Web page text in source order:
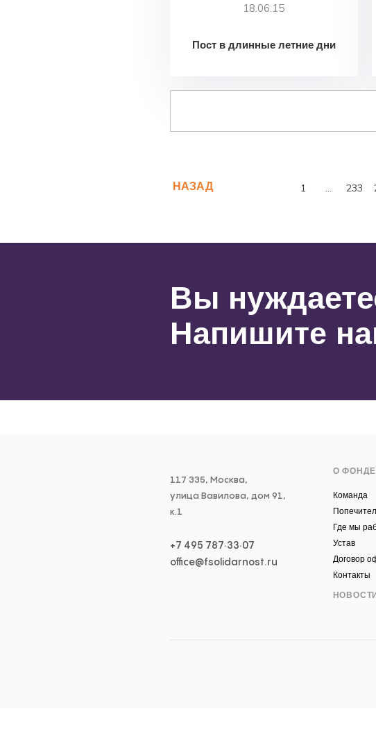
18.06.15
Пост в длинные летние дни
НАЗАД 1 233
Вы
Напишите
117 335, Москва,
улица Вавилова, дом 91,
к.1
+7 495 787·33·07
office@fsolidarnost.ru
О ФОНДЕ
Команда
Где мы
Устав
Договор
Контакты
НОВОСТИ